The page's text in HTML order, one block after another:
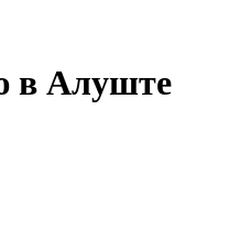
в Алуште